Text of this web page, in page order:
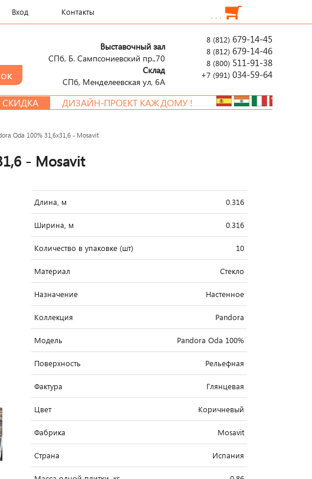
Вход Контакты . . .
8 (812) 679-14-45
8 (812) 679-14-46
8 (800) 511-91-38
+7 (991) 034-59-64
Выставочный зал
СПб, Б. Сампсониевский пр.,70
Склад
СПб, Менделеевcкая ул, 6А
ДИЗАЙН-ПРОЕКТ КАЖДОМУ !
Oda 100% 31,6x31,6 - Mosavit
- Mosavit
Длина, м 0.316
Ширина, м 0.316
Количество в упаковке (шт) 10
Материал Стекло
Назначение Настенное
Коллекция Pandora
Модель Pandora Oda 100%
Поверхность Рельефная
Фактура Глянцевая
Цвет Коричневый
Фабрика Mosavit
Страна Испания